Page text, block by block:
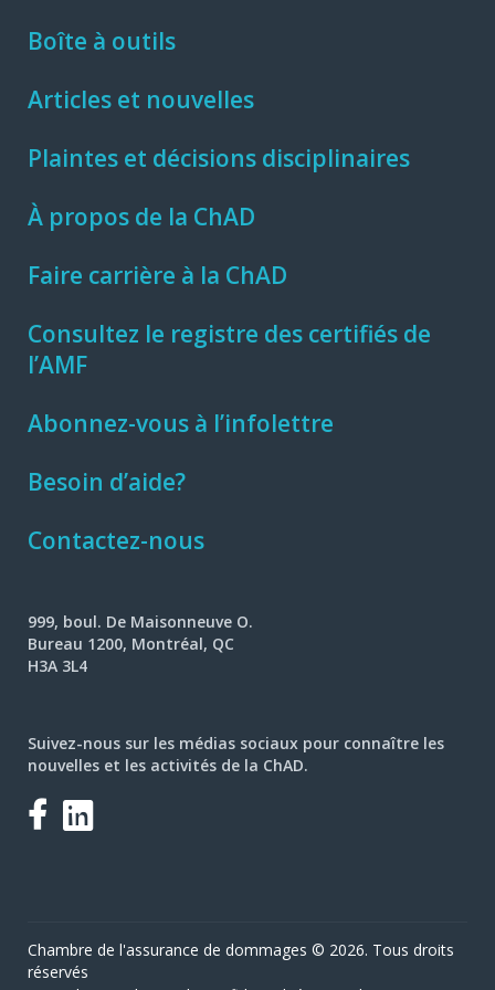
Boîte à outils
Articles et nouvelles
Plaintes et décisions disciplinaires
À propos de la ChAD
Faire carrière à la ChAD
Consultez le registre des certifiés de
l’AMF
Abonnez-vous à l’infolettre
Besoin d’aide?
Contactez-nous
999, boul. De Maisonneuve O.
Bureau 1200, Montréal, QC
H3A 3L4
Suivez-nous sur les médias sociaux pour connaître les
nouvelles et les activités de la ChAD.
Facebook
LinkedIn
Chambre de l'assurance de dommages © 2026. Tous droits
réservés